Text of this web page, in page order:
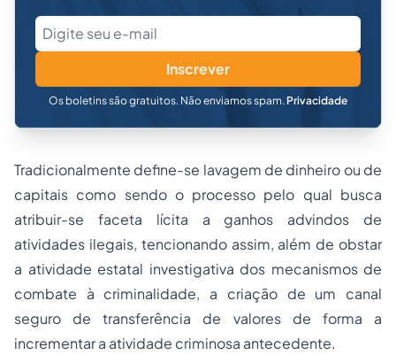
Inscrever
Os boletins são gratuitos. Não enviamos spam. Privacidade
Tradicionalmente define-se lavagem de dinheiro ou de
capitais como sendo o processo pelo qual busca
atribuir-se faceta lícita a ganhos advindos de
atividades ilegais, tencionando assim, além de obstar
a atividade estatal investigativa dos mecanismos de
combate à criminalidade, a criação de um canal
seguro de transferência de valores de forma a
incrementar a atividade criminosa antecedente.